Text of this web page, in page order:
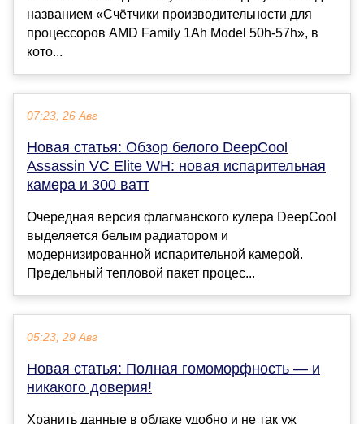
названием «Счётчики производительности для
процессоров AMD Family 1Ah Model 50h-57h», в
кото...
07:23, 26 Авг
Новая статья: Обзор белого DeepCool
Assassin VC Elite WH: новая испарительная
камера и 300 ватт
Очередная версия флагманского кулера DeepCool
выделяется белым радиатором и
модернизированной испарительной камерой.
Предельный тепловой пакет процес...
05:23, 29 Авг
Новая статья: Полная гомоморфность — и
никакого доверия!
Хранить данные в облаке удобно и не так уж